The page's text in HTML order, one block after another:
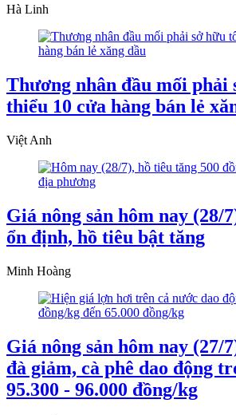
Hà Linh
Thương nhân đầu mối phải
thiểu 10 cửa hàng bán lẻ
Việt Anh
Giá nông sản hôm nay (28/
ổn định, hồ tiêu bật tăng
Minh Hoàng
Giá nông sản hôm nay (27/
đà giảm, cà phê dao động
95.300 - 96.000 đồng/kg